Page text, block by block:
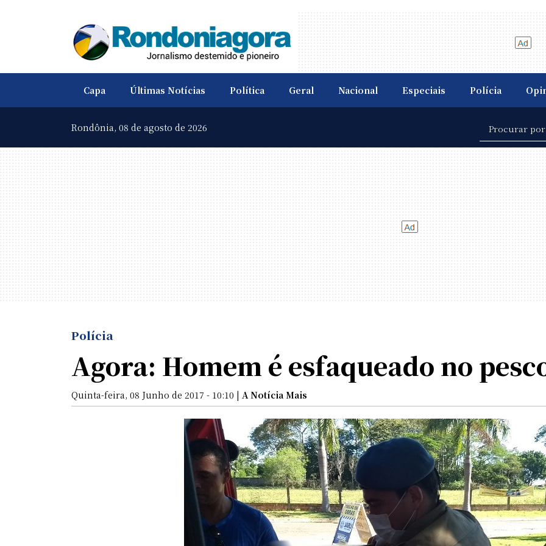
Capa Últimas Notícias Política Geral Nacional Especiais Polícia
Rondônia, 08 de agosto de 2026
Polícia
Agora: Homem é esfaqueado no
Quinta-feira, 08 Junho de 2017 - 10:10 | A Notícia Mais